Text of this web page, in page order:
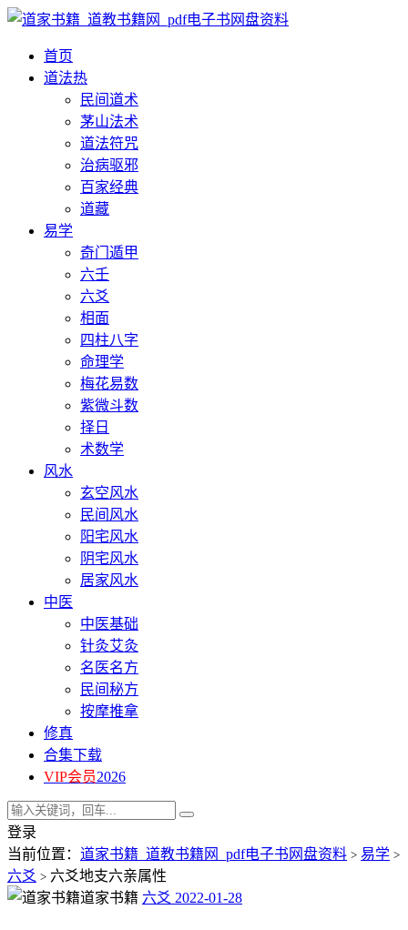
首页
道法热
民间道术
茅山法术
道法符咒
治病驱邪
百家经典
道藏
易学
奇门遁甲
六壬
六爻
相面
四柱八字
命理学
梅花易数
紫微斗数
择日
术数学
风水
玄空风水
民间风水
阳宅风水
阴宅风水
居家风水
中医
中医基础
针灸艾灸
名医名方
民间秘方
按摩推拿
修真
合集下载
VIP会员2026
登录
当前位置： 道家书籍_道教书籍网_pdf电子书网盘资料 > 易学 >
六爻 > 六爻地支六亲属性
道家书籍 六爻 2022-01-28